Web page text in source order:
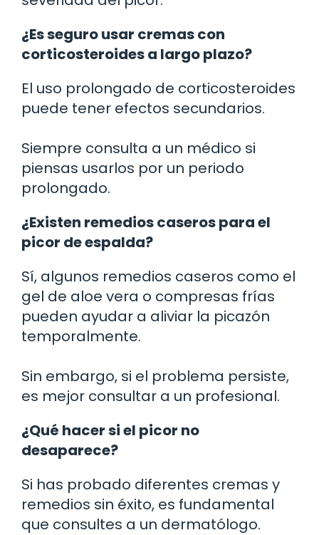
¿Es seguro usar cremas con
corticosteroides a largo plazo?
El uso prolongado de corticosteroides
puede tener efectos secundarios.
Siempre consulta a un médico si
piensas usarlos por un periodo
prolongado.
¿Existen remedios caseros para el
picor de espalda?
Sí, algunos remedios caseros como el
gel de aloe vera o compresas frías
pueden ayudar a aliviar la picazón
temporalmente.
Sin embargo, si el problema persiste,
es mejor consultar a un profesional.
¿Qué hacer si el picor no
desaparece?
Si has probado diferentes cremas y
remedios sin éxito, es fundamental
que consultes a un dermatólogo.